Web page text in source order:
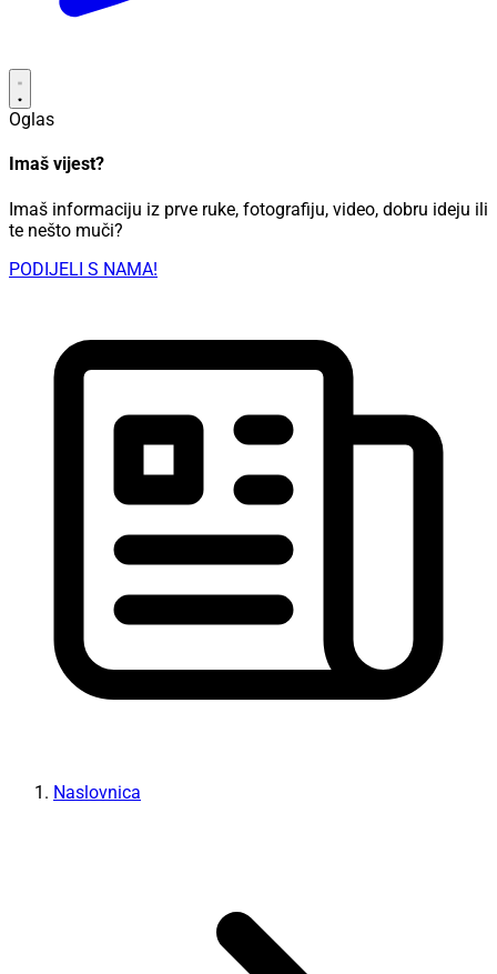
Oglas
Imaš vijest?
Imaš informaciju iz prve ruke, fotografiju, video, dobru ideju ili
te nešto muči?
PODIJELI S NAMA!
Naslovnica